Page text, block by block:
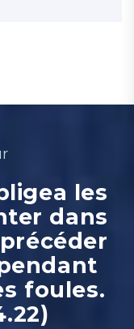
les
dans
foules.